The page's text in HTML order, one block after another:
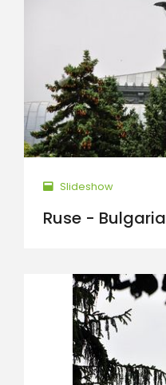
Slideshow
Ruse - Bulgaria